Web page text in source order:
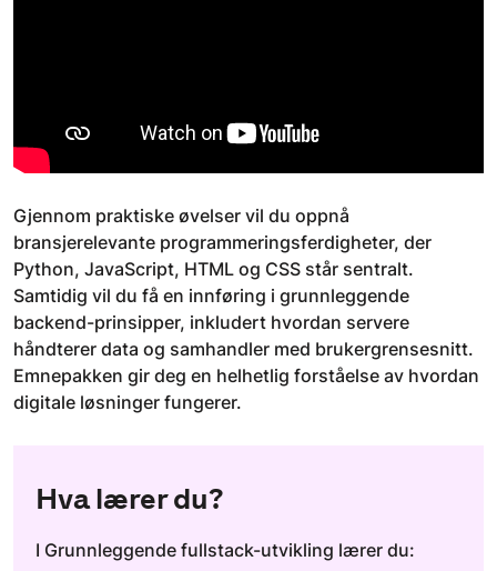
Gjennom praktiske øvelser vil du oppnå
bransjerelevante programmeringsferdigheter, der
Python, JavaScript, HTML og CSS står sentralt.
Samtidig vil du få en innføring i grunnleggende
backend-prinsipper, inkludert hvordan servere
håndterer data og samhandler med brukergrensesnitt.
Emnepakken gir deg en helhetlig forståelse av hvordan
digitale løsninger fungerer.
Hva lærer du?
I Grunnleggende fullstack-utvikling lærer du: